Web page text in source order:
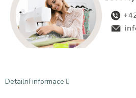
Detailní informace